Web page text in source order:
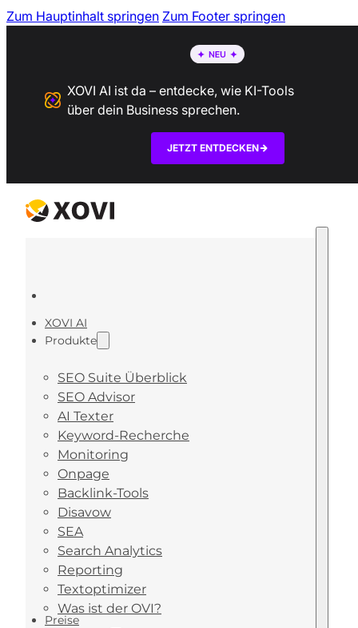
Zum Hauptinhalt springen Zum Footer springen
XOVI AI ist da – entdecke, wie KI-Tools
über dein Business sprechen.
JETZT ENTDECKEN
XOVI AI
Produkte
SEO Suite Überblick
SEO Advisor
AI Texter
Keyword-Recherche
Monitoring
Onpage
Backlink-Tools
Disavow
SEA
Search Analytics
Reporting
Textoptimizer
Was ist der OVI?
Preise